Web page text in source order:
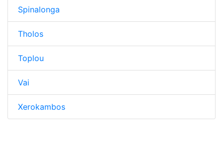
Spinalonga
Tholos
Toplou
Vai
Xerokambos